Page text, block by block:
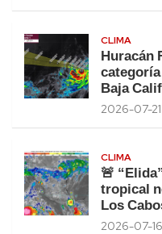
CLIMA
Huracán
Baja
2026-07-21
CLIMA
🚨
tropical
Los
2026-07-16